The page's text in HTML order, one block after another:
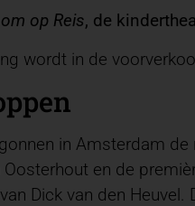
op Reis, de
wordt in de
in Amsterdam
Oosterhout en de
Dick van den